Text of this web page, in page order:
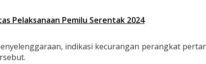
Pelaksanaan Pemilu Serentak 2024
indikasi kecurangan perangkat